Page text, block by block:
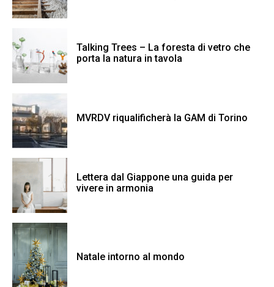
Talking Trees – La foresta di vetro che
porta la natura in tavola
MVRDV riqualificherà la GAM di Torino
Lettera dal Giappone una guida per
vivere in armonia
Natale intorno al mondo